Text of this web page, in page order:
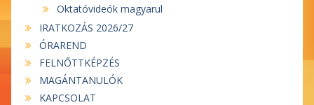
Oktatóvideók magyarul
IRATKOZÁS 2026/27
ÓRAREND
FELNŐTTKÉPZÉS
MAGÁNTANULÓK
KAPCSOLAT